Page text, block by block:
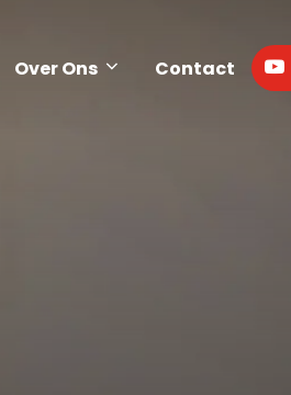
Over Ons Contact